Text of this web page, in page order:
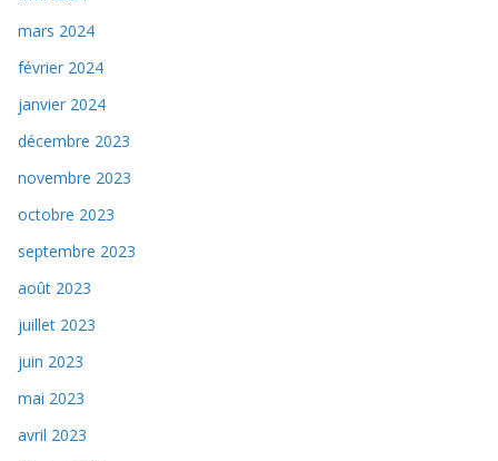
mars 2024
février 2024
janvier 2024
décembre 2023
novembre 2023
octobre 2023
septembre 2023
août 2023
juillet 2023
juin 2023
mai 2023
avril 2023